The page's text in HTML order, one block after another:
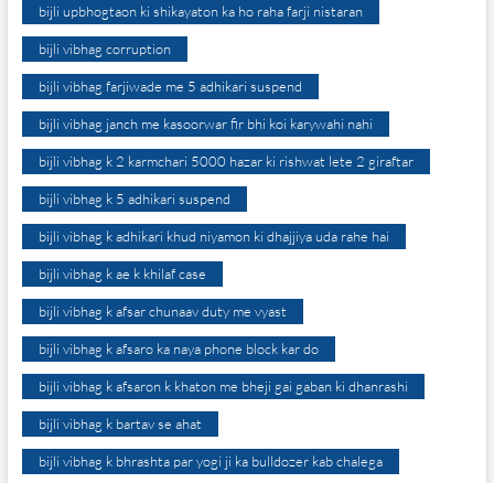
bijli upbhogtaon ki shikayaton ka ho raha farji nistaran
bijli vibhag corruption
bijli vibhag farjiwade me 5 adhikari suspend
bijli vibhag janch me kasoorwar fir bhi koi karywahi nahi
bijli vibhag k 2 karmchari 5000 hazar ki rishwat lete 2 giraftar
bijli vibhag k 5 adhikari suspend
bijli vibhag k adhikari khud niyamon ki dhajjiya uda rahe hai
bijli vibhag k ae k khilaf case
bijli vibhag k afsar chunaav duty me vyast
bijli vibhag k afsaro ka naya phone block kar do
bijli vibhag k afsaron k khaton me bheji gai gaban ki dhanrashi
bijli vibhag k bartav se ahat
bijli vibhag k bhrashta par yogi ji ka bulldozer kab chalega